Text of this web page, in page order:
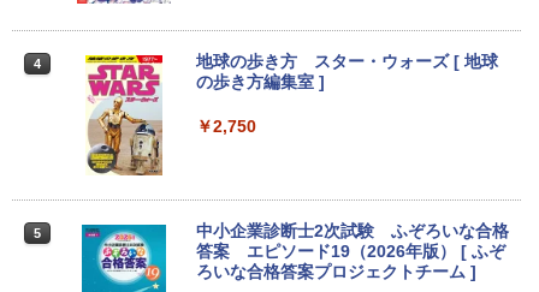
学/WEB会議(ホワイト)
￥1,964
￥3,480
On My Road (Stadium ver.)
【Amazon.co.jp限定】 伊藤園 磨かれて、澄
] [ 水 ] [ ペットボトル ] [ 箱買い ] [ ストック
スーパーの裏でヤニ吸うふたり 9巻 (デジタル
版ビッグガンガンコミックス)
￥810
3
【期間限定 ポイントUP＆クーポン配
布】 Lenovo Chromebook Duet EDU G
romeOS MediaTek Kompanio 838 メモ
リ4GB eMMC64GB 10.95インチ タッチ
￥29,800
3
【エントリーでポイント100％還元のチ
ャンス】GMKtec M8 ミニPC【AMD Ryz
z 6コア 12スレッド OCuLink Windows
11 Pro LPDDR5 6400MT/s 16T増設 3画
8K コンパクト
￥78,248
g スピーカー内蔵 Type-C/HDMI 接続 PS
5/Switch/PC/スマホ対応
バイルモニター 15.6インチ ポータブルモ
ニター モバイルディスプレイ 1920×108
0 フルHD IPSパネル 非光沢 HDR スピー
カー内蔵 保護カバー付き 軽量 薄型 Type
4
地球の歩き方 スター・ウォーズ [ 地球
の歩き方編集室 ]
￥2,750
5
中小企業診断士2次試験 ふぞろいな合格
答案 エピソード19（2026年版） [ ふぞ
ろいな合格答案プロジェクトチーム ]